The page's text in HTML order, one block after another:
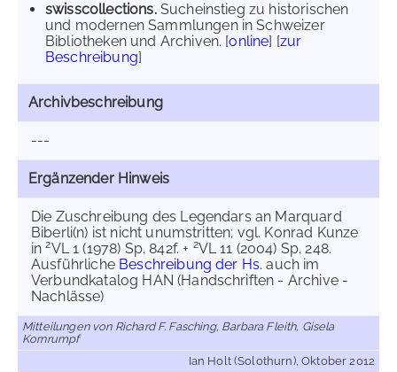
swisscollections.Sucheinstieg zu historischen
und modernen Sammlungen in Schweizer
Bibliotheken und Archiven. [online] [zur
Beschreibung]
Archivbeschreibung
---
Ergänzender Hinweis
Die Zuschreibung des Legendars an Marquard
Biberli(n) ist nicht unumstritten; vgl. Konrad Kunze
in2VL 1 (1978) Sp. 842f. + 2VL 11 (2004) Sp. 248.
Ausführliche Beschreibung der Hs. auch im
Verbundkatalog HAN (Handschriften - Archive -
Nachlässe)
Mitteilungen von Richard F. Fasching, Barbara Fleith, Gisela
Kornrumpf
Ian Holt (Solothurn), Oktober 2012